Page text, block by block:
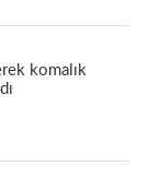
komalık